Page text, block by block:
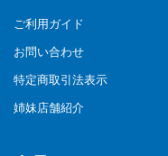
ご利用ガイド
お問い合わせ
特定商取引法表示
姉妹店舗紹介